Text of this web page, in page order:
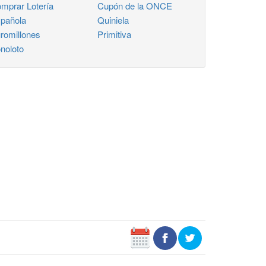
Lotería
Cupón de la ONCE
Quiniela
Primitiva